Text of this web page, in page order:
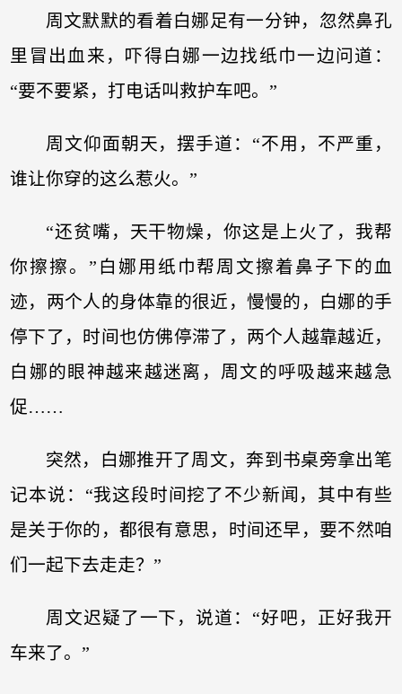
周文默默的看着白娜足有一分钟，忽然鼻孔
里冒出血来，吓得白娜一边找纸巾一边问道：
“要不要紧，打电话叫救护车吧。”
周文仰面朝天，摆手道：“不用，不严重，
谁让你穿的这么惹火。”
“还贫嘴，天干物燥，你这是上火了，我帮
你擦擦。”白娜用纸巾帮周文擦着鼻子下的血
迹，两个人的身体靠的很近，慢慢的，白娜的手
停下了，时间也仿佛停滞了，两个人越靠越近，
白娜的眼神越来越迷离，周文的呼吸越来越急
促……
突然，白娜推开了周文，奔到书桌旁拿出笔
记本说：“我这段时间挖了不少新闻，其中有些
是关于你的，都很有意思，时间还早，要不然咱
们一起下去走走？”
周文迟疑了一下，说道：“好吧，正好我开
车来了。”